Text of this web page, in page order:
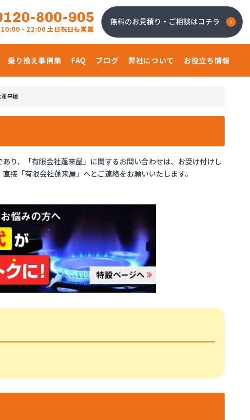
800-905
10:00 - 22:00 土日祝日も営業
無料のお見積り・ご相談はコチラ
乗り換え事例集 FAQ ブログ 弊社について お役立ち情報
蓬来屋
り、「有限会社蓬来屋」に関するお問い合わせは、お受け付けし
接「有限会社蓬来屋」へとご連絡をお願いいたします。